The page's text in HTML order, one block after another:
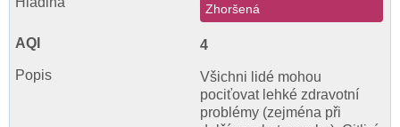
Zhoršená
4
Všichni lidé mohou
pociťovat lehké zdravotní
problémy (zejména při